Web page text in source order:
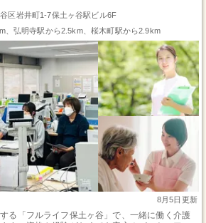
区岩井町1-7保土ヶ谷駅ビル6F
、弘明寺駅から2.5km、桜木町駅から2.9km
8月5日更新
る「フルライフ保土ヶ谷」で、一緒に働く介護